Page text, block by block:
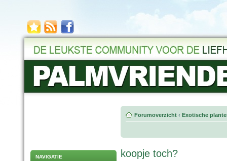
NAVIGATIE
Forumoverzicht ‹ Exotische
koopje toch?